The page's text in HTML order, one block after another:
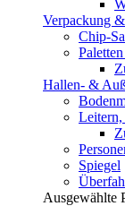
Verpackung
Chip-
Hallen- &
Spiegel
Ausgewählte